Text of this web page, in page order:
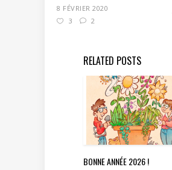
8 FÉVRIER 2020
3
2
RELATED POSTS
BONNE ANNÉE 2026 !